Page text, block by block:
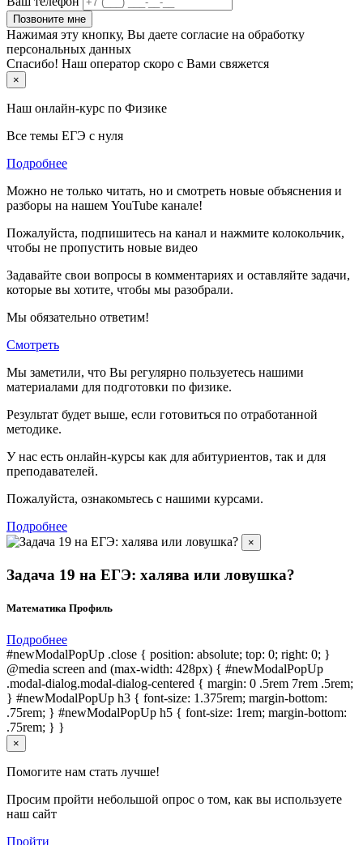
Позвоните мне
Нажимая эту кнопку, Вы даете согласие на обработку
персональных данных
Спасибо! Наш оператор скоро с Вами свяжется
×
Наш онлайн-курс по Физике
Все темы ЕГЭ с нуля
Подробнее
Можно не только читать, но и смотреть новые объяснения и
разборы на нашем YouTube канале!
Пожалуйста, подпишитесь на канал и нажмите колокольчик,
чтобы не пропустить новые видео
Задавайте свои вопросы в комментариях и оставляйте задачи,
которые вы хотите, чтобы мы разобрали.
Мы обязательно ответим!
Смотреть
Мы заметили, что Вы регулярно пользуетесь нашими
материалами для подготовки по физике.
Результат будет выше, если готовиться по отработанной
методике.
У нас есть онлайн-курсы как для абитуриентов, так и для
преподавателей.
Пожалуйста, ознакомьтесь с нашими курсами.
Подробнее
×
Задача 19 на ЕГЭ: халява или ловушка?
Математика Профиль
Подробнее
#newModalPopUp .close { position: absolute; top: 0; right: 0; }
@media screen and (max-width: 428px) { #newModalPopUp
.modal-dialog.modal-dialog-centered { margin: 0 .5rem 7rem .5rem;
} #newModalPopUp h3 { font-size: 1.375rem; margin-bottom:
.75rem; } #newModalPopUp h5 { font-size: 1rem; margin-bottom:
.75rem; } }
×
Помогите нам стать лучше!
Просим пройти небольшой опрос о том, как вы используете
наш сайт
Пройти